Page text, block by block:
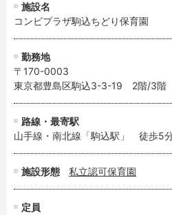
施設名
コンビプラザ駒込ちどり保育園
勤務地
〒170-0003
東京都豊島区駒込3-3-19 2階/3階
路線・最寄駅
山手線・南北線「駒込駅」　徒歩5
施設形態 私立認可保育園
定員